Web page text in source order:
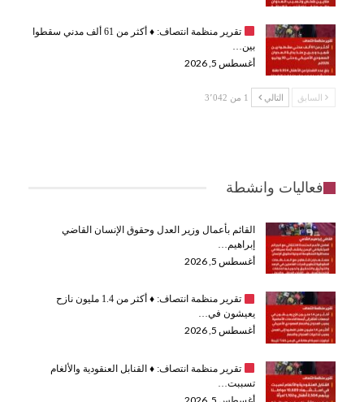
تقرير منظمة انتصاف: ♦️
أكثر من 61 ألف مدني سقطوا
بين…
أغسطس 5, 2026
السابق التالي 1 من 3٬042
فعاليات وانشطة
القائم بأعمال وزير العدل وحقوق الإنسان القاضي
إبراهيم…
أغسطس 5, 2026
تقرير منظمة انتصاف: ♦️
أكثر من 1.4 مليون نازح
يعيشون في…
أغسطس 5, 2026
تقرير منظمة انتصاف: ♦️القنابل العنقودية والألغام
تسببت…